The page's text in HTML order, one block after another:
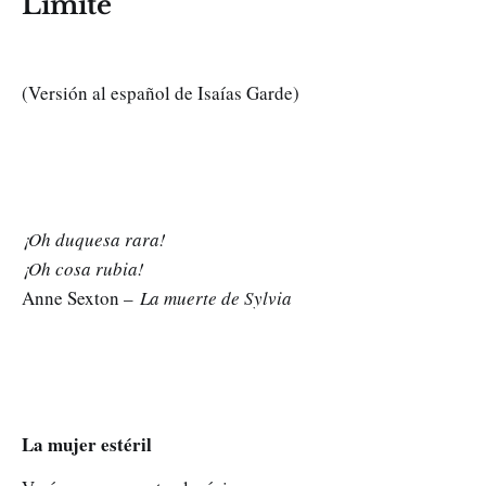
(Versión al español de Isaías Garde)
¡Oh duquesa rara!
¡Oh cosa rubia!
Anne Sexton – La muerte de Sylvia
La mujer estéril